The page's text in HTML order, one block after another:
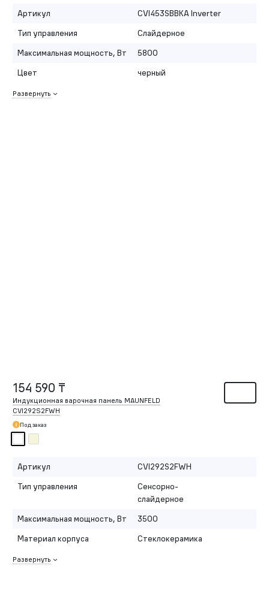
Артикул
CVI453SBBKA Inverter
Тип управления
Слайдерное
Максимальная мощность, Вт
5800
Цвет
черный
Развернуть
154 590 ₸
Индукционная варочная панель MAUNFELD
CVI292S2FWH
Под заказ
Артикул
CVI292S2FWH
Тип управления
Сенсорно-
слайдерное
Максимальная мощность, Вт
3500
Материал корпуса
Стеклокерамика
Развернуть